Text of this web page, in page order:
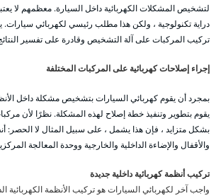
لتشخيص المشكلات الكهربائية داخل السيارة. معظمهم لا
دراية تكنولوجية ، ولكن هذا مطلب رئيسي لكهربائي
تركيب المركبات على آلة التشخيص وقادرة على تفسير
إجراء إصلاحات كهربائية على المركبات المختلفة
بمجرد أن يقوم كهربائي السيارات بتشخيص مشكلة داخل
يقوم بتطوير وتنفيذ خطة إصلاح لهذه المشكلة. نظرًا لأن
بشكل متزايد ، فإن هذا يشمل ، على سبيل المثال لا الحصر:
والأقفال والإضاءة الداخلية والخارجية ووحدة المعالجة
تركيب أنظمة كهربائية داخلية جديدة
واجب آخر لكهربائي السيارات هو تركيب الأنظمة الكهربائية